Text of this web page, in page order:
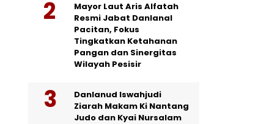
Mayor Laut Aris Alfatah
Resmi Jabat Danlanal
Pacitan, Fokus
Tingkatkan Ketahanan
Pangan dan Sinergitas
Wilayah Pesisir
Danlanud Iswahjudi
Ziarah Makam Ki Nantang
Judo dan Kyai Nursalam